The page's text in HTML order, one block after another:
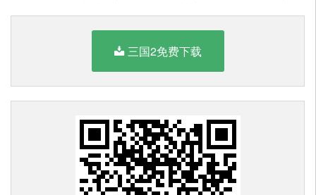
三国2免费下载